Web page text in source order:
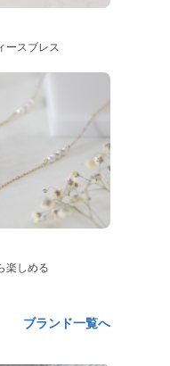
ースブレス
楽しめる
ブランド一覧へ